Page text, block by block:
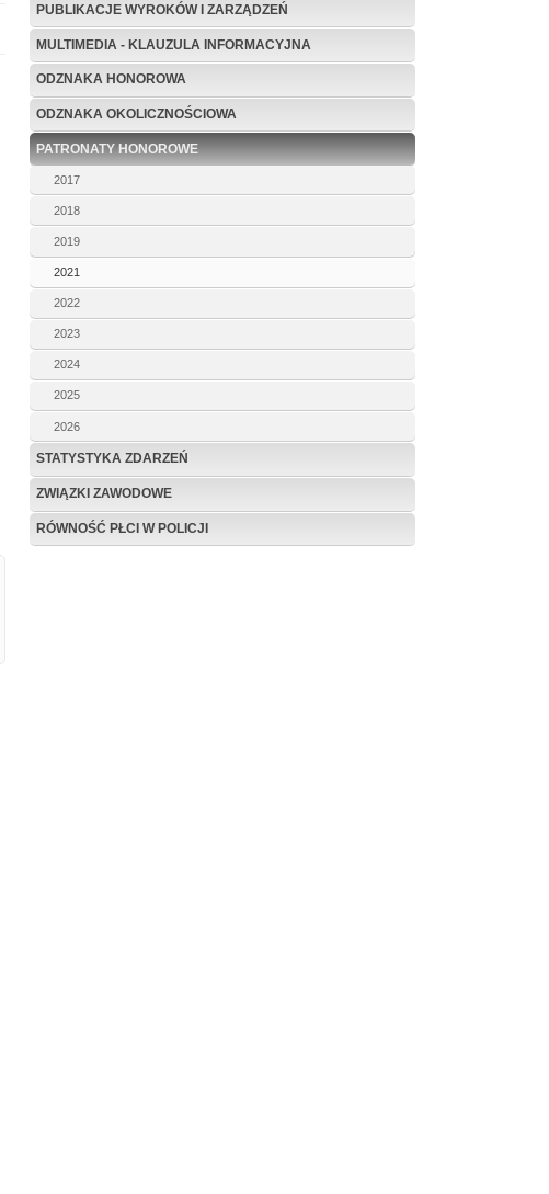
PUBLIKACJE WYROKÓW I ZARZĄDZEŃ
MULTIMEDIA - KLAUZULA INFORMACYJNA
ODZNAKA HONOROWA
ODZNAKA OKOLICZNOŚCIOWA
PATRONATY HONOROWE
2017
2018
2019
2021
2022
2023
2024
2025
2026
STATYSTYKA ZDARZEŃ
ZWIĄZKI ZAWODOWE
RÓWNOŚĆ PŁCI W POLICJI